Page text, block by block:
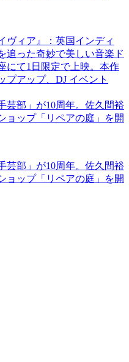
ヴィア』：英国インディ
追った奇妙で美しい音楽ド
にて1日限定で上映。本作
プアップ、DJ イベント
芸部」が10周年。佐久間裕
ョップ「リペアの庭」を開
芸部」が10周年。佐久間裕
ョップ「リペアの庭」を開